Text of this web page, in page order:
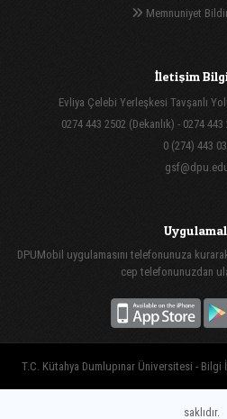
Memnuniyet
İletişim
Evliya Çelebi Yerleşkesi Tavşanlı
0274 443 2502 (Dekanlık) - 0274
0 (274) 443
DPUMobil uygulamasını telefonunuza
cep telefonunuzdan
T.C. Kütahya Dumlupınar Üniversitesi - Bilgi
saklıdır.